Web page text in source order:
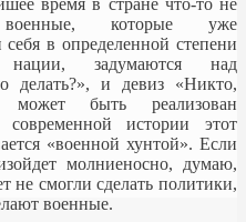
военные, которые уже
себя в определенной степени
нации, задумаются над
делать?», и девиз «Никто,
быть реализован
истории этот
«военной хунтой». Если
молниеносно, думаю,
не смогли сделать политики,
военные.